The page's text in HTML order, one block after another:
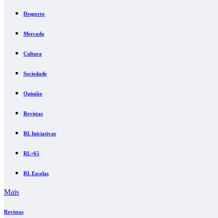
Desporto
Mercado
Cultura
Sociedade
Opinião
Revistas
RL Iniciativas
RL+65
RL Escolas
Mais
Revistas